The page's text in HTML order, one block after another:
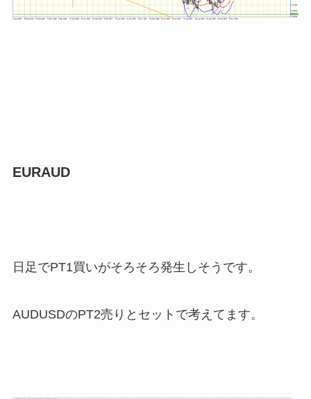
EURAUD
日足でPT1買いがそろそろ発生しそうです。
AUDUSDのPT2売りとセットで考えてます。